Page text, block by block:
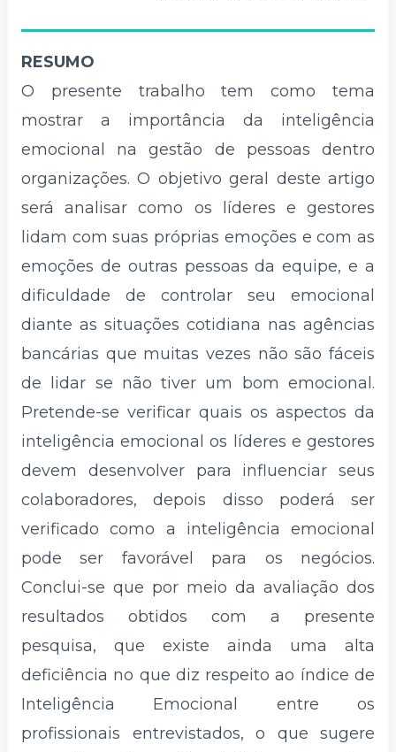
RESUMO
O presente trabalho tem como tema
mostrar a importância da inteligência
emocional na gestão de pessoas dentro
organizações. O objetivo geral deste artigo
será analisar como os líderes e gestores
lidam com suas próprias emoções e com as
emoções de outras pessoas da equipe, e a
dificuldade de controlar seu emocional
diante as situações cotidiana nas agências
bancárias que muitas vezes não são fáceis
de lidar se não tiver um bom emocional.
Pretende-se verificar quais os aspectos da
inteligência emocional os líderes e gestores
devem desenvolver para influenciar seus
colaboradores, depois disso poderá ser
verificado como a inteligência emocional
pode ser favorável para os negócios.
Conclui-se que por meio da avaliação dos
resultados obtidos com a presente
pesquisa, que existe ainda uma alta
deficiência no que diz respeito ao índice de
Inteligência Emocional entre os
profissionais entrevistados, o que sugere